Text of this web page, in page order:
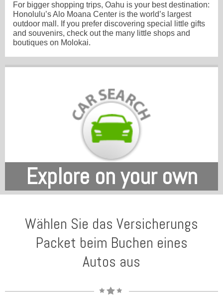
For bigger shopping trips, Oahu is your best destination:
Honolulu’s Alo Moana Center is the world’s largest
outdoor mall. If you prefer discovering special little gifts
and souvenirs, check out the many little shops and
boutiques on Molokai.
Explore on your own
Wählen Sie das Versicherungs
Packet beim Buchen eines
Autos aus